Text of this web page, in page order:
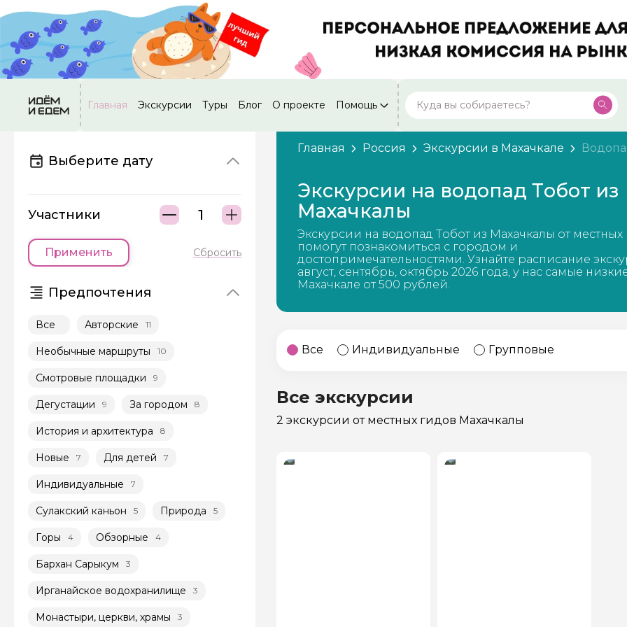
Главная Экскурсии Туры Блог О проекте Помощь
Москва
Россия
Нижний Новгород
Калининград
Россия
Кисловодск
Россия
20 экскурсий
Дербент 17 экскурсий
Посмотреть все города
Выберите дату
Участники
Применить Сбросить
Предпочтения
Все Авторские 11
Необычные маршруты 10
Смотровые площадки 9
Дегустации 9 За городом 8
История и архитектура 8
Новые 7 Для детей 7
Индивидуальные 7
Сулакский каньон 5 Природа 5
Горы 4 Обзорные 4
Бархан Сарыкум 3
Ирганайское водохранилище 3
Монастыри, церкви, храмы 3
Главная Россия Экскурсии в Махачкале
Экскурсии на водопад Тобот из
Махачкалы
Экскурсии на водопад Тобот из Махачкалы от местных
помогут познакомиться с городом и
достопримечательностями. Узнайте расписание
август, сентябрь, октябрь 2026 года, у нас самые
Махачкале от 500 рублей.
Все Индивидуальные Групповые
Все экскурсии
2 экскурсии от местных гидов Махачкалы